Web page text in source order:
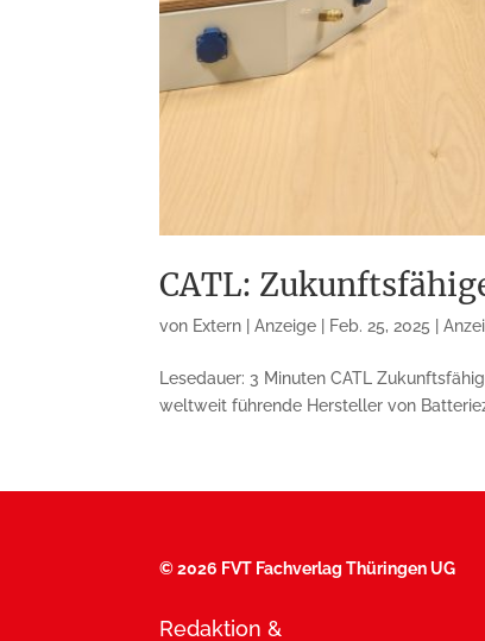
CATL:
von Extern | Anzeige Feb. 25, 2025 |
Lesedauer: 3 Minuten CATL
weltweit führende Hersteller von
©2026 FVT Fachverlag Thüringen UG
Redaktion &